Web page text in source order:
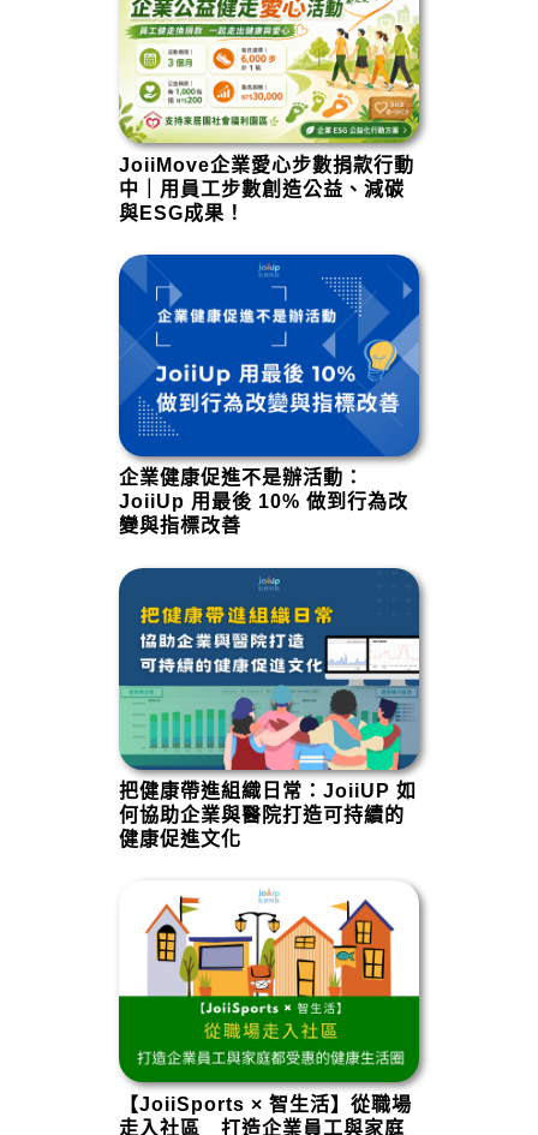
JoiiMove企業愛心步數捐款行動
中｜用員工步數創造公益、減碳
與ESG成果！
企業健康促進不是辦活動：
JoiiUp 用最後 10% 做到行為改
變與指標改善
把健康帶進組織日常：JoiiUP 如
何協助企業與醫院打造可持續的
健康促進文化
【JoiiSports × 智生活】從職場
走入社區 打造企業員工與家庭